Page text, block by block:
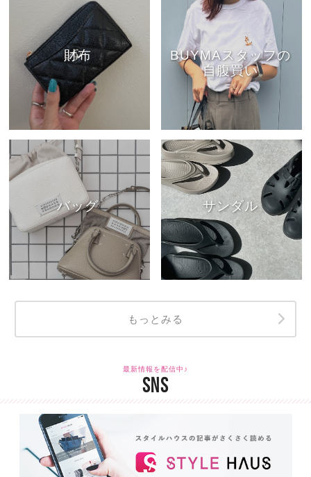
財布
BUYMAスタッフの
自腹買い
バッグ サンダル
もっとみる
最新情報を配信中♪
SNS